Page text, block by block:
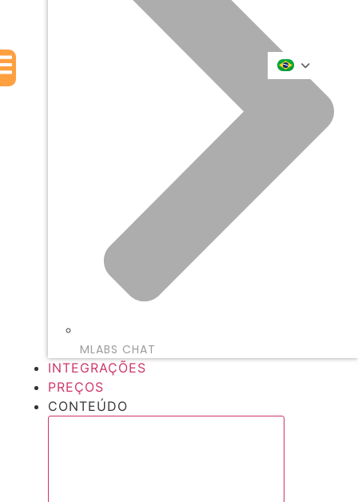
MLABS CHAT
INTEGRAÇÕES
PREÇOS
CONTEÚDO